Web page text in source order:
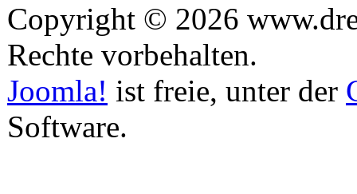
Copyright © 2026
Rechte vorbehalten.
Joomla! ist freie, unter der
Software.